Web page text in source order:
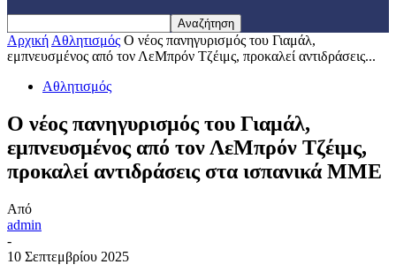
Αρχική Αθλητισμός Ο νέος πανηγυρισμός του Γιαμάλ,
εμπνευσμένος από τον ΛεΜπρόν Τζέιμς, προκαλεί αντιδράσεις...
Αθλητισμός
Ο νέος πανηγυρισμός του Γιαμάλ,
εμπνευσμένος από τον ΛεΜπρόν Τζέιμς,
προκαλεί αντιδράσεις στα ισπανικά ΜΜΕ
Από
admin
-
10 Σεπτεμβρίου 2025